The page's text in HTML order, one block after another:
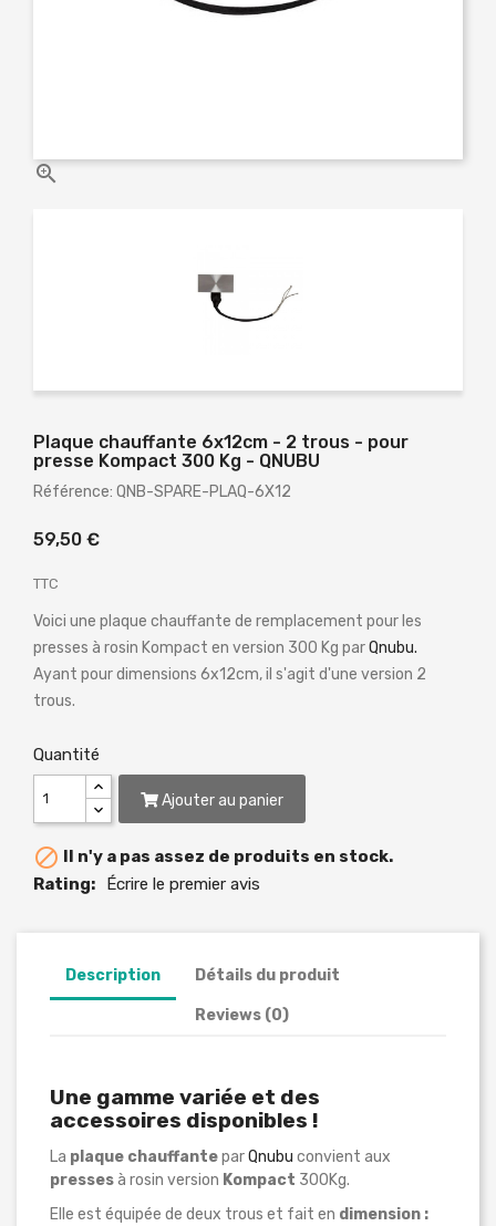

Plaque chauffante 6x12cm - 2 trous - pour
presse Kompact 300 Kg - QNUBU
Référence: QNB-SPARE-PLAQ-6X12
59,50 €
TTC
Voici une plaque chauffante de remplacement pour les
presses à rosin Kompact en version 300 Kg parQnubu.
Ayant pour dimensions 6x12cm, il s'agit d'une version 2
trous.
Quantité
Ajouter au panier
 Il n'y a pas assez de produits en stock.
Rating:
Écrire le premier avis
Description Détails du produit
Reviews (0)
Une gamme variée et des
accessoires disponibles !
La plaque chauffanteparQnubu convient aux
pressesà rosin version Kompact 300Kg.
Elle est équipée de deux trous et fait en dimension :